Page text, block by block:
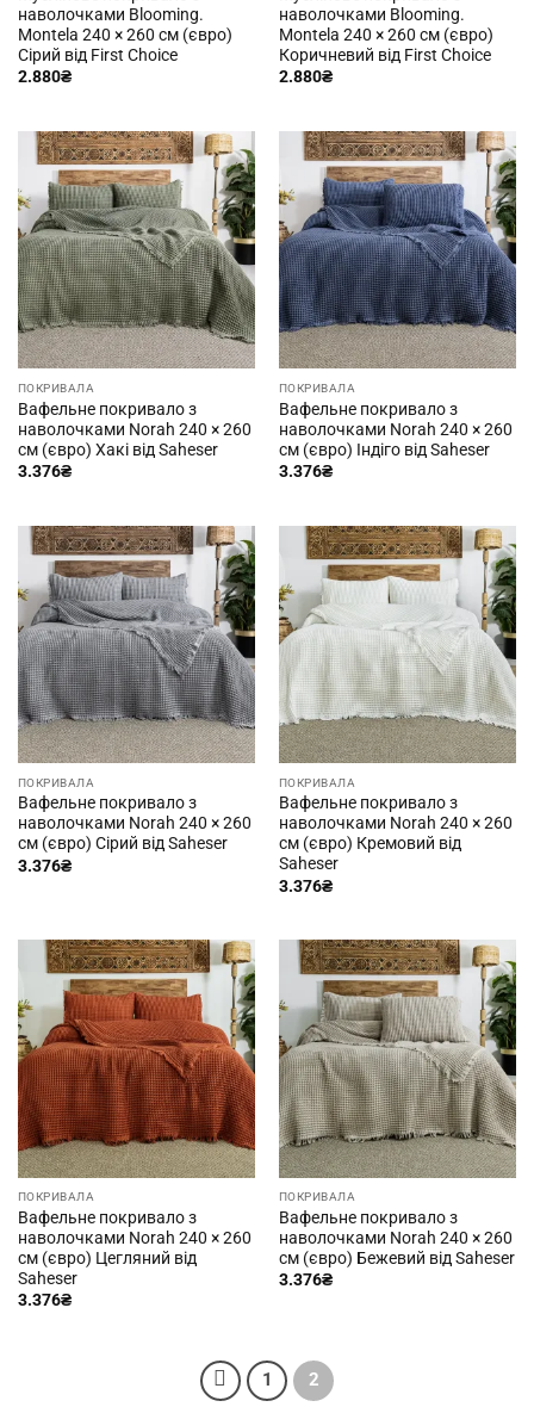
наволочками Blooming.
Montela 240 × 260 см (євро)
Сірий від First Choice
2.880₴
наволочками Blooming.
Montela 240 × 260 см (євро)
Коричневий від First Choice
2.880₴
ПОКРИВАЛА
Вафельне покривало з
наволочками Norah 240 × 260
см (євро) Хакі від Saheser
3.376₴
ПОКРИВАЛА
Вафельне покривало з
наволочками Norah 240 × 260
см (євро) Індіго від Saheser
3.376₴
ПОКРИВАЛА
Вафельне покривало з
наволочками Norah 240 × 260
см (євро) Сірий від Saheser
3.376₴
ПОКРИВАЛА
Вафельне покривало з
наволочками Norah 240 × 260
см (євро) Кремовий від
Saheser
3.376₴
ПОКРИВАЛА
Вафельне покривало з
наволочками Norah 240 × 260
см (євро) Цегляний від
Saheser
3.376₴
ПОКРИВАЛА
Вафельне покривало з
наволочками Norah 240 × 260
см (євро) Бежевий від Saheser
3.376₴
1 2